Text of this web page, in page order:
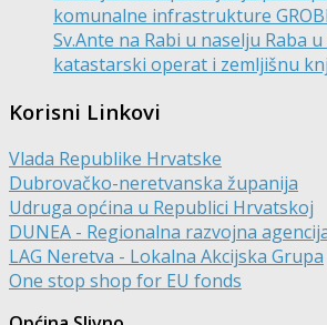
komunalne infrastrukture
Sv.Ante na Rabi u naselju Raba
katastarski operat i zemljišnu
Korisni Linkovi
Vlada Republike Hrvatske
Dubrovačko-neretvanska županija
Udruga općina u Republici Hrvatskoj
DUNEA - Regionalna razvojna
LAG Neretva - Lokalna Akcijska Grupa
One stop shop for EU fonds